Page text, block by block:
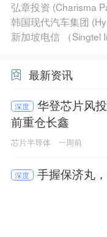
弘章投资 (Charisma
韩国现代汽车集团
新加坡电信 （Singtel
最新资讯
深度
华登芯片风
前重仓长鑫
芯片半导体 一周前
深度 手握保济丸